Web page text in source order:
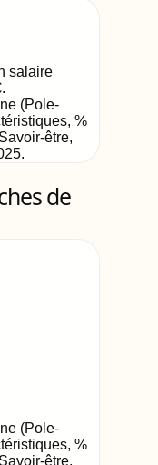
salaire
.
(Pole-
%
être,
.
de
(Pole-
%
être,